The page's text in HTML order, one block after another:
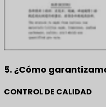
5. ¿Cómo
CONTROL DE CALIDAD